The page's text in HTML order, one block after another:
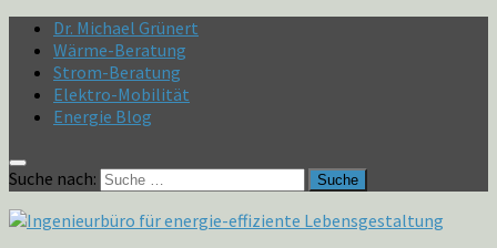
Dr. Michael Grünert
Wärme-Beratung
Strom-Beratung
Elektro-Mobilität
Energie Blog
Suche nach: